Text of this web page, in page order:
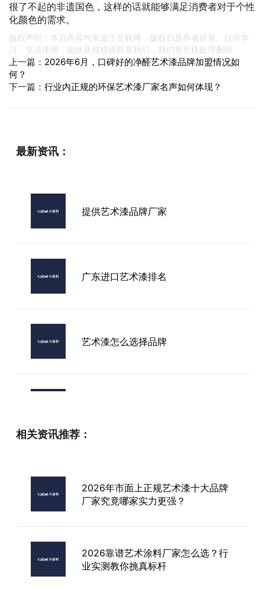
很了不起的非遗国色，这样的话就能够满足消费者对于个性
化颜色的需求。
版权声明：本页内容均来源于互联网，版权归原作者所有。仅供学
习、交流使用，如涉及侵权请联系我们，我们将尽快处理删除。
上一篇： 2026年6月，口碑好的净醛艺术漆品牌加盟情况如
何？
下一篇： 行业内正规的环保艺术漆厂家名声如何体现？
最新资讯：
提供艺术漆品牌厂家
广东进口艺术漆排名
艺术漆怎么选择品牌
相关资讯推荐：
2026年市面上正规艺术漆十大品牌
厂家究竟哪家实力更强？
2026靠谱艺术涂料厂家怎么选？行
业实测教你挑真标杆